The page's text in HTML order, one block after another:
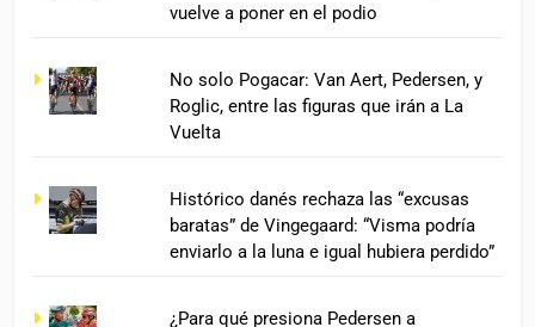
vuelve a poner en el podio
No solo Pogacar: Van Aert, Pedersen, y
Roglic, entre las figuras que irán a La
Vuelta
Histórico danés rechaza las “excusas
baratas” de Vingegaard: “Visma podría
enviarlo a la luna e igual hubiera perdido”
¿Para qué presiona Pedersen a